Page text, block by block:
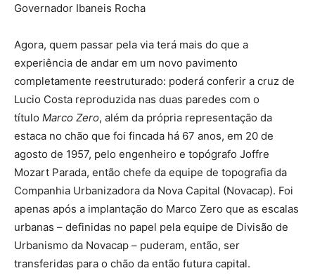
Governador Ibaneis Rocha
Agora, quem passar pela via terá mais do que a
experiência de andar em um novo pavimento
completamente reestruturado: poderá conferir a cruz de
Lucio Costa reproduzida nas duas paredes com o
título Marco Zero, além da própria representação da
estaca no chão que foi fincada há 67 anos, em 20 de
agosto de 1957, pelo engenheiro e topógrafo Joffre
Mozart Parada, então chefe da equipe de topografia da
Companhia Urbanizadora da Nova Capital (Novacap). Foi
apenas após a implantação do Marco Zero que as escalas
urbanas – definidas no papel pela equipe de Divisão de
Urbanismo da Novacap – puderam, então, ser
transferidas para o chão da então futura capital.